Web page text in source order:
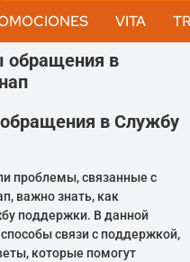
VITA
обращения в
в Службу
проблемы, связанные с
важно знать, как
поддержки. В данной
связи с поддержкой,
которые помогут